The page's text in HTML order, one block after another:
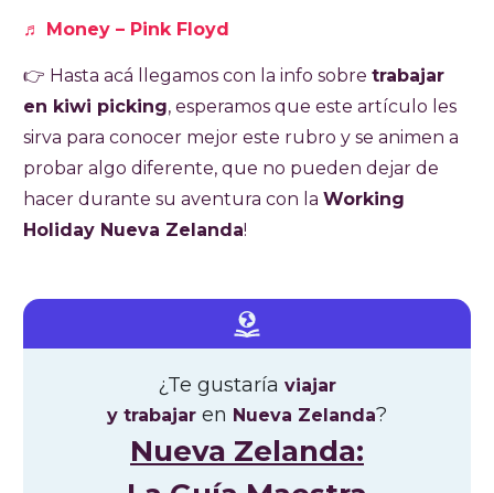
♬ Money – Pink Floyd
👉 Hasta acá llegamos con la info sobre trabajar
en kiwi picking, esperamos que este artículo les
sirva para conocer mejor este rubro y se animen a
probar algo diferente, que no pueden dejar de
hacer durante su aventura con la Working
Holiday Nueva Zelanda!
¿Te gustaría viajar
y trabajar en Nueva Zelanda?
Nueva Zelanda: